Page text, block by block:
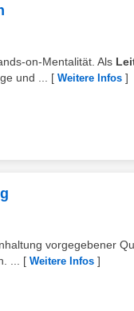
on-Mentalität. Als
und ...
[ Weitere Infos ]
vorgegebener
...
[ Weitere Infos ]